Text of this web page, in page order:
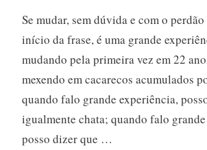
Se mudar, sem dúvida e com o
início da frase, é uma grande
mudando pela primeira vez em 22
mexendo em cacarecos acumulados
quando falo grande experiência,
igualmente chata; quando falo
posso dizer que …